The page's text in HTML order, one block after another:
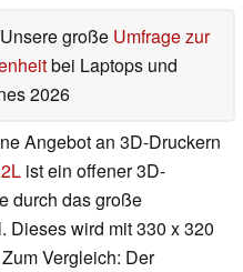
Unsere große Umfrage zur
bei Laptops und
2026
Angebot an 3D-Druckern
ist ein offener 3D-
durch das große
Dieses wird mit 330 x 320
Vergleich: Der